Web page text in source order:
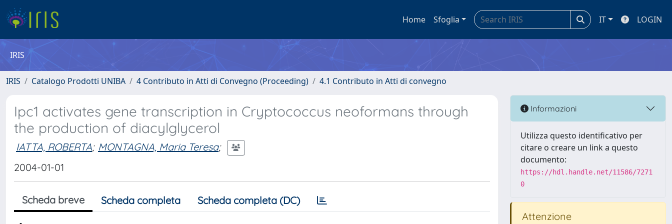
Home Sfoglia IT LOGIN
IRIS
IRIS Catalogo Prodotti UNIBA 4 Contributo in Atti di Convegno (Proceeding) 4.1 Contributo in Atti di convegno
Ipc1 activates gene transcription in Cryptococcus neoformans through
the production of diacylglycerol
IATTA, ROBERTA; MONTAGNA, Maria Teresa;
2004-01-01
Scheda breve Scheda completa Scheda completa (DC)
Informazioni
Utilizza questo identificativo per
citare o creare un link a questo
documento:
https://hdl.handle.net/11586/7271
0
Attenzione